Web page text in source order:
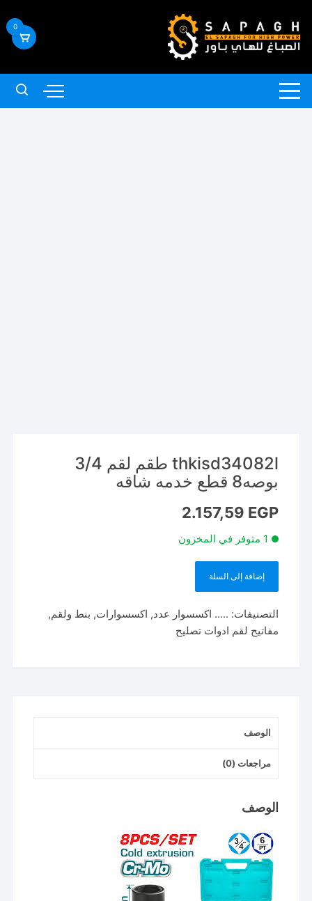
إلى
المحتوى
0
thkisd34082l طقم لقم 3/4
بوصه8 قطع خدمه شاقه
2.157,59 EGP
1 متوفر في المخزون
كمية
طقم
لقم
إضافة إلى السلة
التصنيفات: ..... اكسسوار عدد, اكسسوارات, بنط ولقم,
مفاتيح لقم ادوات تصليح
الوصف
مراجعات (0)
الوصف